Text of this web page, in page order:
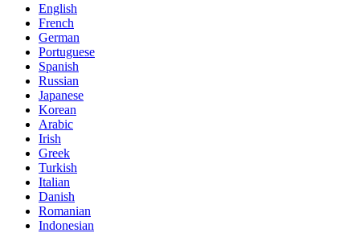
English
French
German
Portuguese
Spanish
Russian
Japanese
Korean
Arabic
Irish
Greek
Turkish
Italian
Danish
Romanian
Indonesian